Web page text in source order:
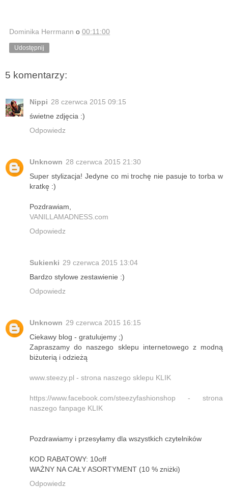
Dominika Herrmann o 00:11:00
Udostępnij
5 komentarzy:
Nippi 28 czerwca 2015 09:15
świetne zdjęcia :)
Odpowiedz
Unknown 28 czerwca 2015 21:30
Super stylizacja! Jedyne co mi trochę nie pasuje to torba w
kratkę :)
Pozdrawiam,
VANILLAMADNESS.com
Odpowiedz
Sukienki 29 czerwca 2015 13:04
Bardzo stylowe zestawienie :)
Odpowiedz
Unknown 29 czerwca 2015 16:15
Ciekawy blog - gratulujemy ;)
Zapraszamy do naszego sklepu internetowego z modną
biżuterią i odzieżą
www.steezy.pl - strona naszego sklepu KLIK
https://www.facebook.com/steezyfashionshop - strona
naszego fanpage KLIK
Pozdrawiamy i przesyłamy dla wszystkich czytelników
KOD RABATOWY: 10off
WAŻNY NA CAŁY ASORTYMENT (10 % zniżki)
Odpowiedz